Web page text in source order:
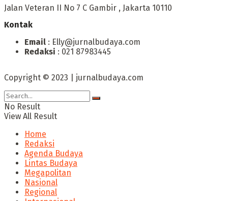
Jalan Veteran II No 7 C Gambir , Jakarta 10110
Kontak
Email : Elly@jurnalbudaya.com
Redaksi : 021 87983445
Copyright © 2023 | jurnalbudaya.com
No Result
View All Result
Home
Redaksi
Agenda Budaya
Lintas Budaya
Megapolitan
Nasional
Regional